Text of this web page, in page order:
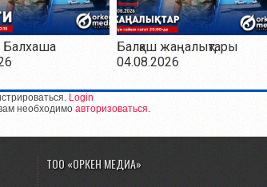
Балхаша
Балқаш жаңалықтары
04.08.2026
Login
необходимо авторизоваться.
ТОО «ОРКЕН МЕДИА»